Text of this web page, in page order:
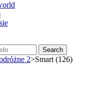
Search
2>Smart (126)